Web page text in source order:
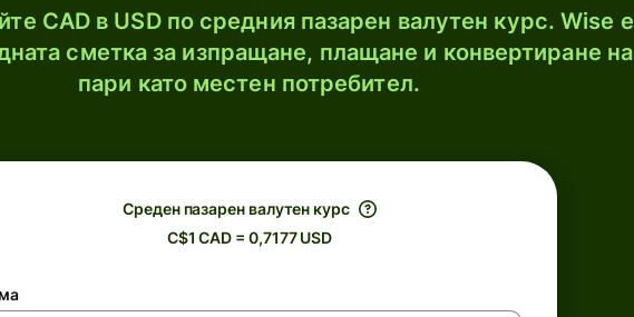
CAD в USD по средния пазарен валутен курс. Wise е
сметка за изпращане, плащане и конвертиране на
пари като местен потребител.
Среден пазарен валутен курс
C$1 CAD = 0,7177 USD